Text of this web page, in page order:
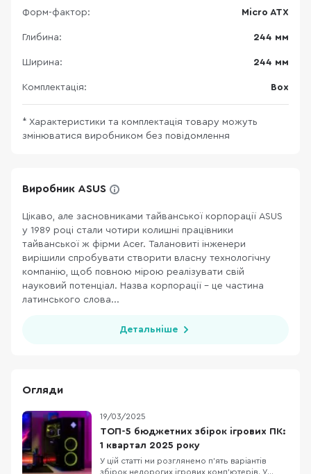
Форм-фактор: Micro ATX
Глибина: 244 мм
Ширина: 244 мм
Комплектація: Box
* Характеристики та комплектація товару можуть
змінюватися виробником без повідомлення
Виробник ASUS
Цікаво, але засновниками тайванської корпорації ASUS
у 1989 році стали чотири колишні працівники
тайванської ж фірми Acer. Талановиті інженери
вирішили спробувати створити власну технологічну
компанію, щоб повною мірою реалізувати свій
науковий потенціал. Назва корпорації – це частина
латинського слова...
Детальніше
Огляди
19/03/2025
ТОП-5 бюджетних збірок ігрових ПК:
1 квартал 2025 року
У цій статті ми розглянемо п’ять варіантів
збірок недорогих ігрових комп’ютерів. У